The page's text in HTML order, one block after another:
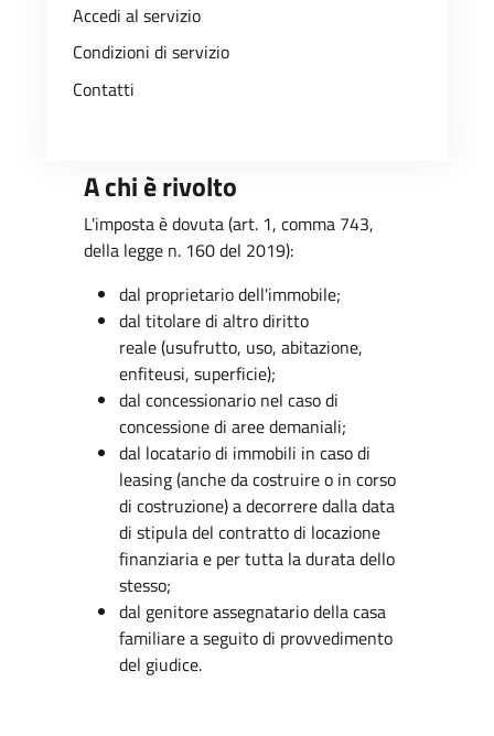
Accedi al servizio
Condizioni di servizio
Contatti
A chi è rivolto
L'imposta è dovuta (art. 1, comma 743,
della legge n. 160 del 2019):
dal proprietario dell'immobile;
dal titolare di altro diritto
reale (usufrutto, uso, abitazione,
enfiteusi, superficie);
dal concessionario nel caso di
concessione di aree demaniali;
dal locatario di immobili in caso di
leasing (anche da costruire o in corso
di costruzione) a decorrere dalla data
di stipula del contratto di locazione
finanziaria e per tutta la durata dello
stesso;
dal genitore assegnatario della casa
familiare a seguito di provvedimento
del giudice.